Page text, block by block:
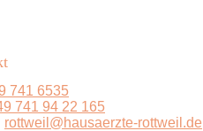
741 6535
741 94 22 165
rottweil@hausaerzte-rottweil.de